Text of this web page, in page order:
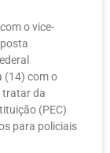
o vice-
(14) com o
tratar da
(PEC)
para policiais